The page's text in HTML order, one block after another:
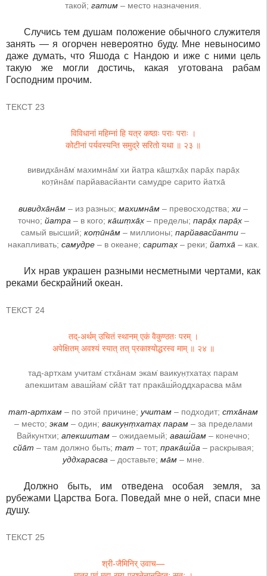
такой; гатим – место назначения.
Случись тем душам положение обычного служителя
занять ― я огорчен невероятно буду. Мне невыносимо
даже думать, что Яшода с Нандою и иже с ними цель
такую же могли достичь, какая уготована рабам
Господним прочим.
ТЕКСТ 23
विविधानां महिम्नां हि यत्र कष्ठाः पराः पराः ।
कोटीनां पर्यवस्यन्ति समुद्रे सरितो यथा ॥ २३ ॥
вивидха̄на̄м̇ махимна̄м̇ хи йатра ка̄шт̣ха̄х̣ пара̄х̣ пара̄х̣
кот̣ӣна̄м̇ парйавасйанти самудре сарито йатха̄
вивидха̄на̄м – из разных; махимна̄м – превосходства; хи –
точно; йатра – в кого; ка̄шт̣ха̄х̣– пределы; пара̄х̣ пара̄х̣–
самый высший; кот̣ӣна̄м – миллионы; парйавасйанти –
накапливать; самудре– в океане; саритах̣– реки; йатха̄ – как.
Их нрав украшен разными несметными чертами, как
реками бескрайний океан.
ТЕКСТ 24
तद्-अर्थम् उचितं स्थानम् एकं वैकुण्ठतः परम् ।
अपेक्षितम् अवश्यं स्यात् तत् प्रकाश्योद्धरस्व माम् ॥ २४ ॥
тад-артхам учитам̇ стха̄нам экам̇ ваикун̣т̣хатах̣ парам
апекшитам аваш́йам̇ сйа̄т тат прака̄ш́йоддхарасва ма̄м
тат-артхам – по этой причине; учитам – подходит; стха̄нам
– место; экам– один; ваикун̣т̣хатах̣ парам– за пределами
Вайкунтхи; апекшитам – ожидаемый; аваш́йам – конечно;
сйа̄т – там должно быть; тат – тот; прака̄ш́йа – раскрывая;
уддхарасва – доставьте; ма̄м– мне.
Должно быть, им отведена особая земля, за
рубежами Царства Бога. Поведай мне о ней, спаси мне
душу.
ТЕКСТ 25
श्री-जैमिनिर् उवाच—